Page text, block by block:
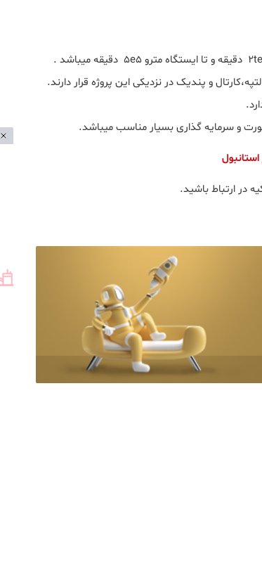
مالتپه پارک، اناتولیوم و ایکیا ۳ بیمارستان مالتپه،کارتال و پندیک در نزدیکی این پروژه قرار دارند.
و سرمایه گذاری بسیار مناسب میباشد.
در ارتباط باشید.